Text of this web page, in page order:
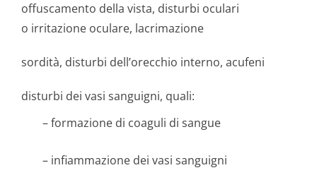
offuscamento della vista, disturbi oculari
o irritazione oculare, lacrimazione
sordità, disturbi dell’orecchio interno, acufeni
disturbi dei vasi sanguigni, quali:
– formazione di coaguli di sangue
– infiammazione dei vasi sanguigni